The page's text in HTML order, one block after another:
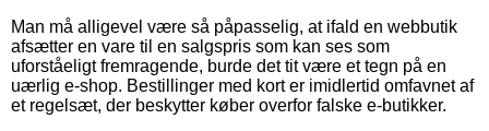
Man må alligevel være så påpasselig, at ifald en webbutik
afsætter en vare til en salgspris som kan ses som
uforståeligt fremragende, burde det tit være et tegn på en
uærlig e-shop. Bestillinger med kort er imidlertid omfavnet af
et regelsæt, der beskytter køber overfor falske e-butikker.